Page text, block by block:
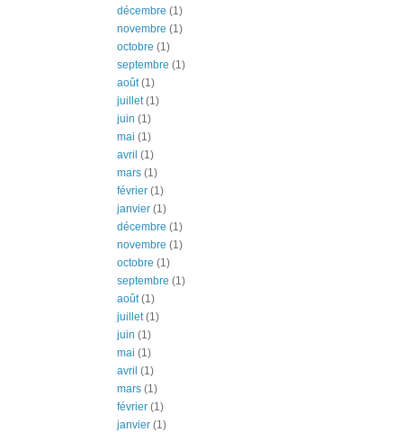
décembre (1)
novembre (1)
octobre (1)
septembre (1)
août(1)
juillet(1)
juin (1)
mai (1)
avril (1)
mars (1)
février (1)
janvier (1)
décembre (1)
novembre (1)
octobre (1)
septembre (1)
août(1)
juillet(1)
juin (1)
mai (1)
avril (1)
mars (1)
février (1)
janvier (1)